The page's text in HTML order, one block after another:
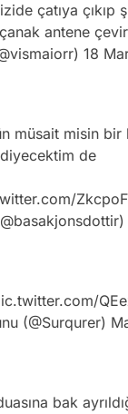
çatıya çıkıp
antene
18
müsait misin bir
diyecektim de
(@Surqurer)
bak